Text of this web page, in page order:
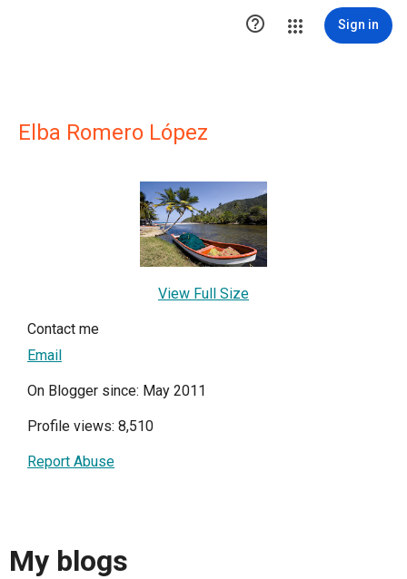
 Sign in
Elba Romero López
View Full Size
Contact me
Email
On Blogger since: May 2011
Profile views: 8,510
Report Abuse
My blogs